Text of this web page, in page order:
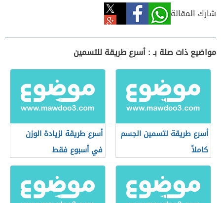
شارك المقالة
مواضيع ذات صلة بـ : أسرع طريقة للتسمين
أسرع طريقة لتسمين الجسم
كاملاً
أسرع طريقة لزيادة الوزن
في أسبوع فقط